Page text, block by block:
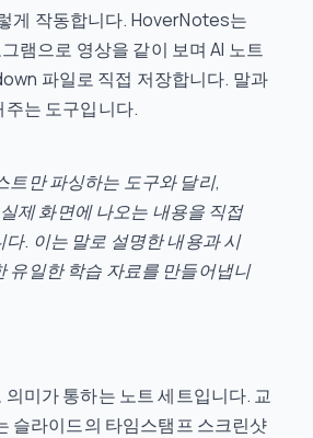
게 작동합니다. HoverNotes는
램으로 영상을 같이 보며 AI 노트
파일로 직접 저장합니다. 말과
는 도구입니다.
트만 파싱하는 도구와 달리,
제 화면에 나오는 내용을 직접
. 이는 말로 설명한 내용과 시
유일한 학습 자료를 만들어냅니
미가 통하는 노트 세트입니다. 교
슬라이드의 타임스탬프 스크린샷